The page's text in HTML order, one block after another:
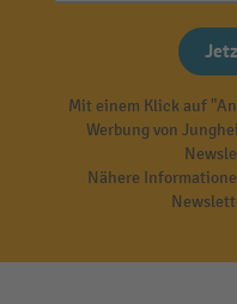
Mit einem Klick auf
Werbung von
Nähere